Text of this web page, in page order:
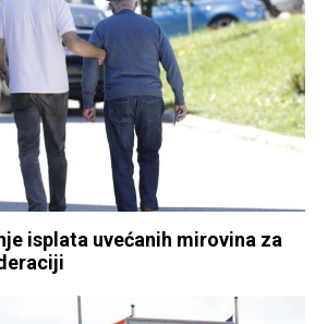
isplata uvećanih mirovina za